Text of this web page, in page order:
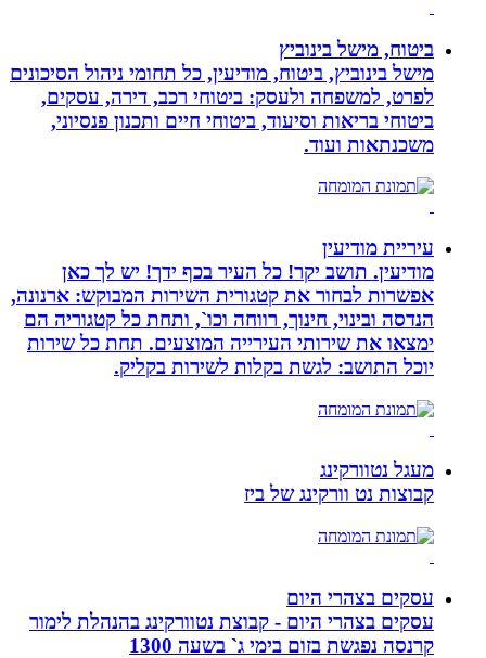
ביטוח, מישל בינוביץ
מישל בינוביץ, ביטוח, מודיעין, כל תחומי ניהול הסיכונים
לפרט, למשפחה ולעסק: ביטוחי רכב, דירה, עסקים,
ביטוחי בריאות וסיעוד, ביטוחי חיים ותכנון פנסיוני,
משכנתאות ועוד.
עיריית מודיעין
מודיעין. תושב יקר! כל העיר בכף ידך! יש לך כאן
אפשרות לבחור את קטגורית השירות המבוקש: ארנונה,
הנדסה ובינוי, חינוך, רווחה וכו`, ותחת כל קטגוריה הם
ימצאו את שירותי העירייה המוצעים. תחת כל שירות
יוכל התושב: לגשת בקלות לשירות בקליק.
מעגל נטוורקינג
קבוצות נט וורקינג של ביז
עסקים בצהרי היום
עסקים בצהרי היום - קבוצת נטוורקינג בהנהלת לימור
קרנסה נפגשת בזום בימי ג` בשעה 1300